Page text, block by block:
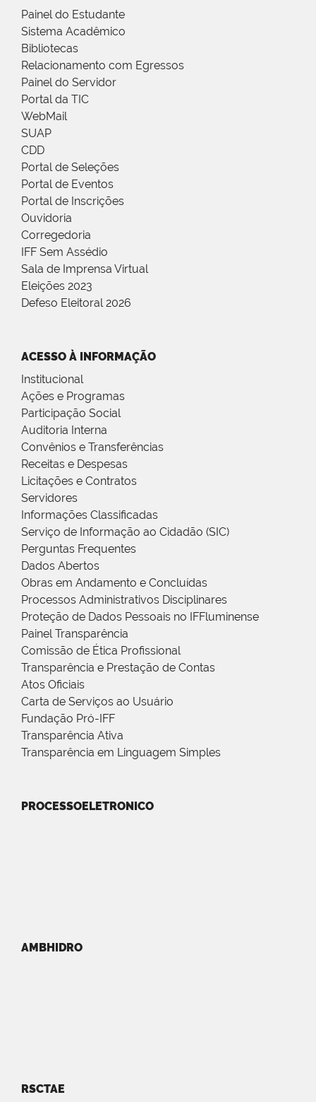
Painel do Estudante
Sistema Acadêmico
Bibliotecas
Relacionamento com Egressos
Painel do Servidor
Portal da TIC
WebMail
SUAP
CDD
Portal de Seleções
Portal de Eventos
Portal de Inscrições
Ouvidoria
Corregedoria
IFF Sem Assédio
Sala de Imprensa Virtual
Eleições 2023
Defeso Eleitoral 2026
ACESSO À INFORMAÇÃO
Institucional
Ações e Programas
Participação Social
Auditoria Interna
Convênios e Transferências
Receitas e Despesas
Licitações e Contratos
Servidores
Informações Classificadas
Serviço de Informação ao Cidadão (SIC)
Perguntas Frequentes
Dados Abertos
Obras em Andamento e Concluídas
Processos Administrativos Disciplinares
Proteção de Dados Pessoais no IFFluminense
Painel Transparência
Comissão de Ética Profissional
Transparência e Prestação de Contas
Atos Oficiais
Carta de Serviços ao Usuário
Fundação Pró-IFF
Transparência Ativa
Transparência em Linguagem Simples
PROCESSOELETRONICO
AMBHIDRO
RSCTAE